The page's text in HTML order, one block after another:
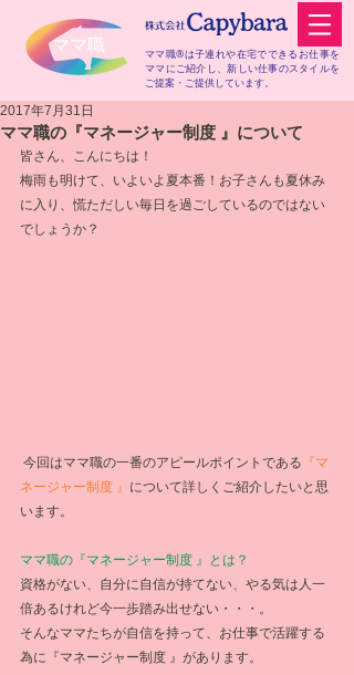
​ママ職
ママ職®は子連れや在宅でできるお仕事を
ママにご紹介し、新しい仕事のスタイルを
ご提案・ご提供しています。
ママ職の『マネージャー制度 』について
2017年7月31日
皆さん、こんにちは！
梅雨も明けて、いよいよ夏本番！お子さんも夏休み
に入り、慌ただしい毎日を過ごしているのではない
でしょうか？
今回はママ職の一番のアピールポイントである 『マ
ネージャー制度 』 について詳しくご紹介したいと思
います。
ママ職の『マネージャー制度 』とは？
資格がない、自分に自信が持てない、やる気は人一
倍あるけれど今一歩踏み出せない・・・。
そんなママたちが自信を持って、お仕事で活躍する
為に『マネージャー制度 』があります。